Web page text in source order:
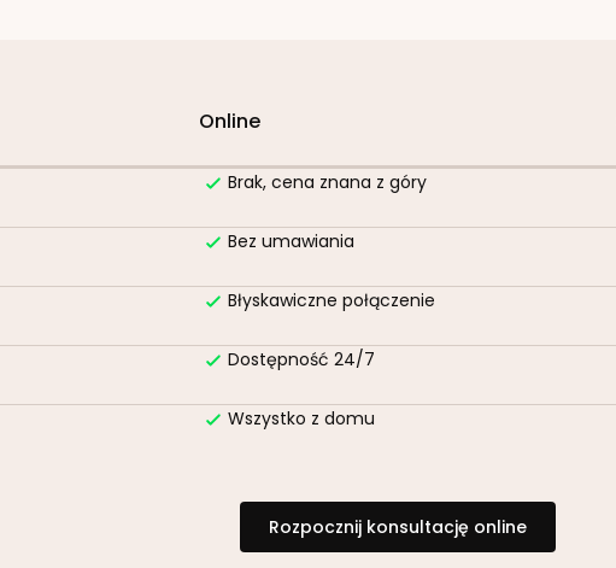
Online
Brak, cena znana z góry
Bez umawiania
Błyskawiczne połączenie
Dostępność 24/7
Wszystko z domu
Rozpocznij konsultację online